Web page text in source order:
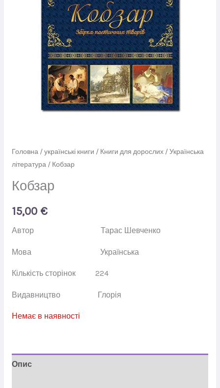
Головна/українські книги / Книги для дорослих/Українська
література/ Кобзар
Кобзар
15,00 €
Автор Тарас Шевченко
Мова Українська
Кількість сторінок 224
Видавництво Глорія
Немає в наявності
Опис